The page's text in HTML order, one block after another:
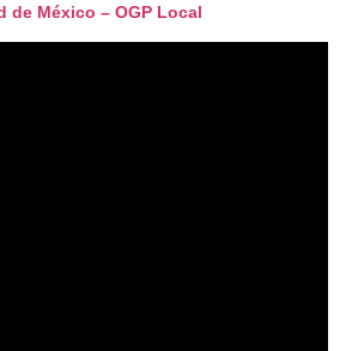
de México – OGP Local